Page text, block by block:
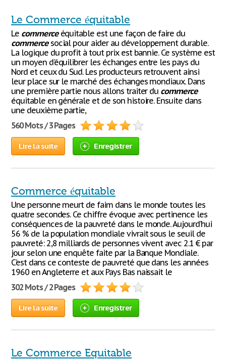
Le Commerce équitable
Le commerceéquitable est une façon de faire du
commercesocial pour aider au développement durable.
La logique du profit à tout prix est bannie. Ce système est
un moyen d'équilibrer les échanges entre les pays du
Nord et ceux du Sud. Les producteurs retrouvent ainsi
leur place sur le marché des échanges mondiaux. Dans
une première partie nous allons traiter du commerce
équitable en générale et de son histoire. Ensuite dans
une deuxième partie,
560 Mots / 3 Pages
Lire la suite Enregistrer
Commerce équitable
Une personne meurt de faim dans le monde toutes les
quatre secondes. Ce chiffre évoque avec pertinence les
conséquences de la pauvreté dans le monde. Aujourd’hui
56 % de la population mondiale vivrait sous le seuil de
pauvreté: 2,8 milliards de personnes vivent avec 2.1 € par
jour selon une enquête faite par la Banque Mondiale.
C’est dans ce conteste de pauvreté que dans les années
1960 en Angleterre et aux Pays Bas naissait le
302 Mots / 2 Pages
Lire la suite Enregistrer
Le Commerce Equitable